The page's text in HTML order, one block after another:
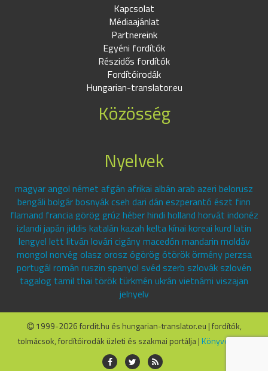
Kapcsolat
Médiaajánlat
Partnereink
Egyéni fordítók
Részidős fordítók
Fordítóirodák
Hungarian-translator.eu
Közösség
Nyelvek
magyar angol német afgán afrikai albán arab azeri belorusz
bengáli bolgár bosnyák cseh dari dán eszperantó észt finn
flamand francia görög grúz héber hindi holland horvát indonéz
izlandi japán jiddis katalán kazah kelta kínai koreai kurd latin
lengyel lett litván lovári cigány macedón mandarin moldáv
mongol norvég olasz orosz ógörög ótörök örmény perzsa
portugál román ruszin spanyol svéd szerb szlovák szlovén
tagalog tamil thai török türkmén ukrán vietnámi viszajan
jelnyelv
1999-2026 fordit.hu és hungarian-translator.eu | fordítók,
tolmácsok, fordítóirodák üzleti és szakmai portálja | Könyvelők.hu